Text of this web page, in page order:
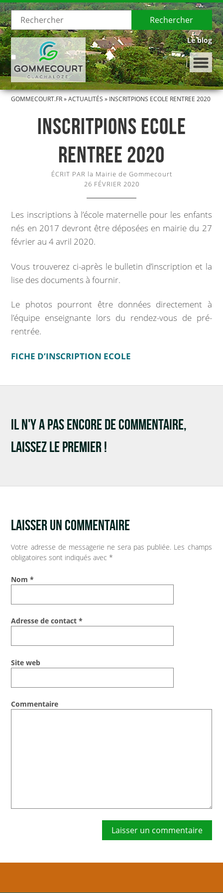
Rechercher
LE VILLAGE
Présentation de Gommecourt
Histoire de Gommecourt
LA MUNICIPALITÉ
Marchés publics
VIE COMMUNALE
École et organisation périscolaire
Bibliothèque
Associations
Salle communale
Vos démarches
Espace documentaire
Catalogue de la bibliothèque
Soumission d’articles pour le blog
Le blog
GOMMECOURT.FR»ACTUALITÉS » INSCRITPIONS ECOLE RENTREE 2020
INSCRITPIONS ECOLE
RENTREE 2020
ÉCRIT PAR la Mairie de Gommecourt
26 FÉVRIER 2020
Les inscriptions à l’école maternelle pour les enfants
nés en 2017 devront être déposées en mairie du 27
février au 4 avril 2020.
Vous trouverez ci-après le bulletin d’inscription et la
lise des documents à fournir.
Le photos pourront être données directement à
l’équipe enseignante lors du rendez-vous de pré-
rentrée.
FICHE D’INSCRIPTION ECOLE
IL N'Y A PAS ENCORE DE COMMENTAIRE,
LAISSEZ LE PREMIER !
LAISSER UN COMMENTAIRE
Votre adresse de messagerie ne sera pas publiée. Les champs
obligatoires sont indiqués avec*
Nom*
Adresse de contact*
Site web
Commentaire